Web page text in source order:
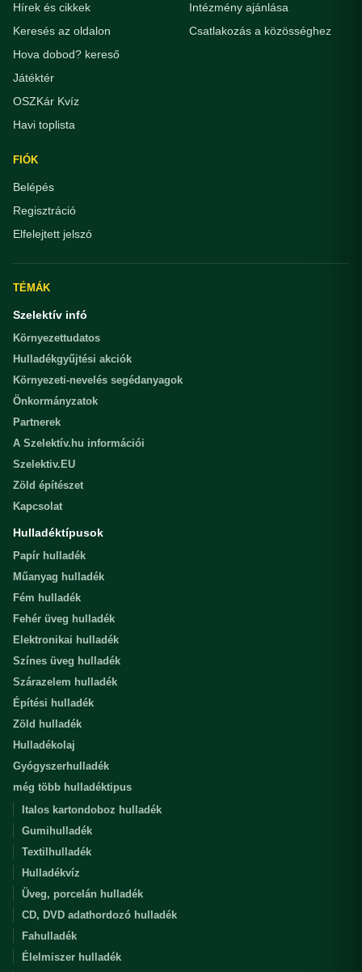
Hírek és cikkek
Keresés az oldalon
Hova dobod? kereső
Játéktér
OSZKár Kvíz
Havi toplista
Intézmény ajánlása
Csatlakozás a közösséghez
FIÓK
Belépés
Regisztráció
Elfelejtett jelszó
TÉMÁK
Szelektív infó
Környezettudatos
Hulladékgyűjtési akciók
Környezeti-nevelés segédanyagok
Önkormányzatok
Partnerek
A Szelektív.hu információi
Szelektiv.EU
Zöld építészet
Kapcsolat
Hulladéktípusok
Papír hulladék
Műanyag hulladék
Fém hulladék
Fehér üveg hulladék
Elektronikai hulladék
Színes üveg hulladék
Szárazelem hulladék
Építési hulladék
Zöld hulladék
Hulladékolaj
Gyógyszerhulladék
még több hulladéktipus
Italos kartondoboz hulladék
Gumihulladék
Textilhulladék
Hulladékvíz
Üveg, porcelán hulladék
CD, DVD adathordozó hulladék
Fahulladék
Élelmiszer hulladék